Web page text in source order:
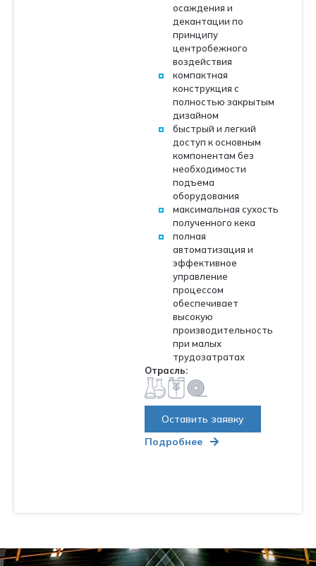
осаждения и
декантации по
принципу
центробежного
воздействия
компактная
конструкция с
полностью закрытым
дизайном
быстрый и легкий
доступ к основным
компонентам без
необходимости
подъема
оборудования
максимальная сухость
полученного кека
полная
автоматизация и
эффективное
управление
процессом
обеспечивает
высокую
производительность
при малых
трудозатратах
Отрасль:
Оставить заявку
Подробнее